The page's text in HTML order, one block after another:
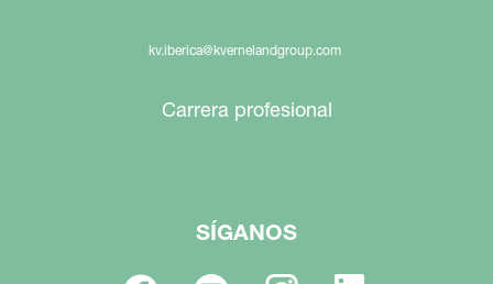
kv.iberica@kvernelandgroup.com
Carrera profesional
SÍGANOS